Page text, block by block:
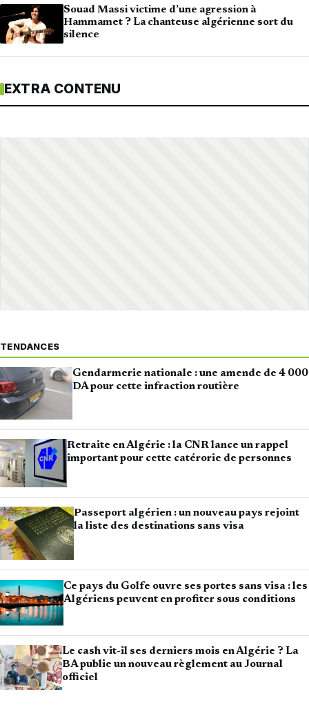
Souad Massi victime d’une agression à
Hammamet ? La chanteuse algérienne sort du
silence
EXTRA CONTENU
TENDANCES
Gendarmerie nationale : une amende de 4 000
DA pour cette infraction routière
Retraite en Algérie : la CNR lance un rappel
important pour cette catérorie de personnes
Passeport algérien : un nouveau pays rejoint
la liste des destinations sans visa
Ce pays du Golfe ouvre ses portes sans visa : les
Algériens peuvent en profiter sous conditions
Le cash vit-il ses derniers mois en Algérie ? La
BA publie un nouveau règlement au Journal
officiel